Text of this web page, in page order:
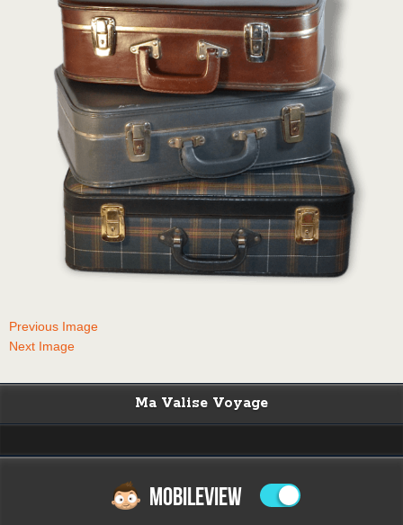
Previous Image
Next Image
Ma Valise Voyage
MOBILEVIEW